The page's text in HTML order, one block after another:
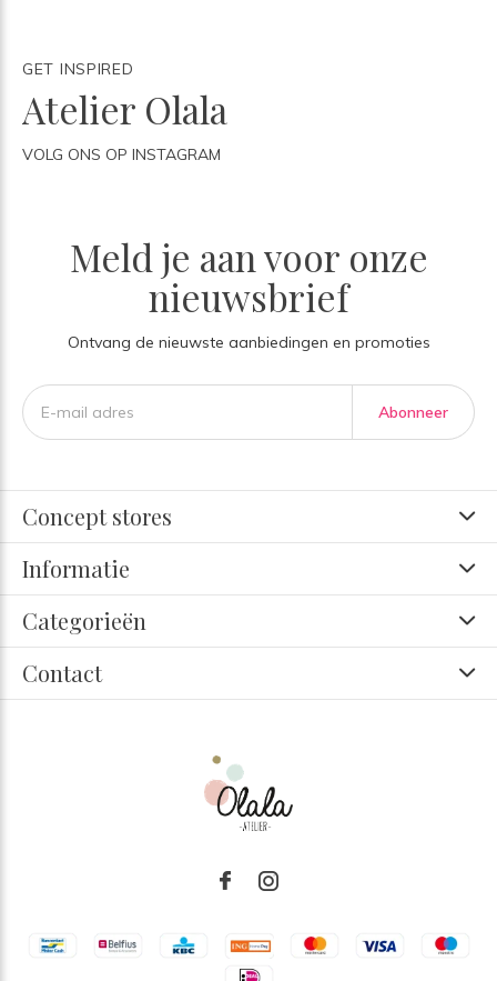
GET INSPIRED
Atelier Olala
VOLG ONS OP INSTAGRAM
Meld je aan voor onze
nieuwsbrief
Ontvang de nieuwste aanbiedingen en promoties
Abonneer
Concept stores
Informatie
Categorieën
Contact